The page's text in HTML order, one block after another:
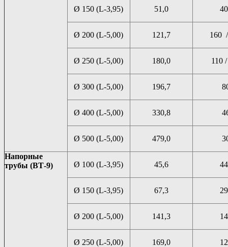
Ø 150 (L-3,95) 51,0
Ø 200 (L-5,00) 121,7 160
Ø 250 (L-5,00) 180,0 110
Ø 300 (L-5,00) 196,7
Ø 400 (L-5,00) 330,8
Ø 500 (L-5,00) 479,0
Напорные
трубы (ВТ-9)
Ø 100 (L-3,95) 45,6
Ø 150 (L-3,95) 67,3
Ø 200 (L-5,00) 141,3
Ø 250 (L-5,00) 169,0